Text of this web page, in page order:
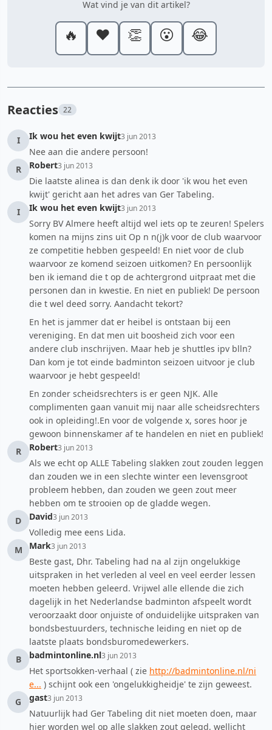
Wat vind je van dit artikel?
🔥 ❤️ 👏 😮 😂
Reacties 22
I Ik wou het even kwijt3 jun 2013
Nee aan die andere persoon!
R
Robert3 jun 2013
Die laatste alinea is dan denk ik door 'ik wou het even
kwijt' gericht aan het adres van Ger Tabeling.
I
Ik wou het even kwijt3 jun 2013
Sorry BV Almere heeft altijd wel iets op te zeuren! Spelers
komen na mijns zins uit Op n n(j)k voor de club waarvoor
ze competitie hebben gespeeld! En niet voor de club
waarvoor ze komend seizoen uitkomen? En persoonlijk
ben ik iemand die t op de achtergrond uitpraat met die
personen dan in kwestie. En niet en publiek! De persoon
die t wel deed sorry. Aandacht tekort?
En het is jammer dat er heibel is ontstaan bij een
vereniging. En dat men uit boosheid zich voor een
andere club inschrijven. Maar heb je shuttles ipv blln?
Dan kom je tot einde badminton seizoen uitvoor je club
waarvoor je hebt gespeeld!
En zonder scheidsrechters is er geen NJK. Alle
complimenten gaan vanuit mij naar alle scheidsrechters
ook in opleiding!.En voor de volgende x, sores hoor je
gewoon binnenskamer af te handelen en niet en publiek!
R
Robert3 jun 2013
Als we echt op ALLE Tabeling slakken zout zouden leggen
dan zouden we in een slechte winter een levensgroot
probleem hebben, dan zouden we geen zout meer
hebben om te strooien op de gladde wegen.
D
David3 jun 2013
Volledig mee eens Lida.
M
Mark3 jun 2013
Beste gast, Dhr. Tabeling had na al zijn ongelukkige
uitspraken in het verleden al veel en veel eerder lessen
moeten hebben geleerd. Vrijwel alle ellende die zich
dagelijk in het Nederlandse badminton afspeelt wordt
veroorzaakt door onjuiste of onduidelijke uitspraken van
bondsbestuurders, technische leiding en niet op de
laatste plaats bondsburomedewerkers.
B
badmintonline.nl3 jun 2013
Het sportsokken-verhaal ( zie http://badmintonline.nl/ni
e... ) schijnt ook een 'ongelukkigheidje' te zijn geweest.
G
gast3 jun 2013
Natuurlijk had Ger Tabeling dit niet moeten doen, maar
hier worden wel op alle slakken zout gelegd, wellicht